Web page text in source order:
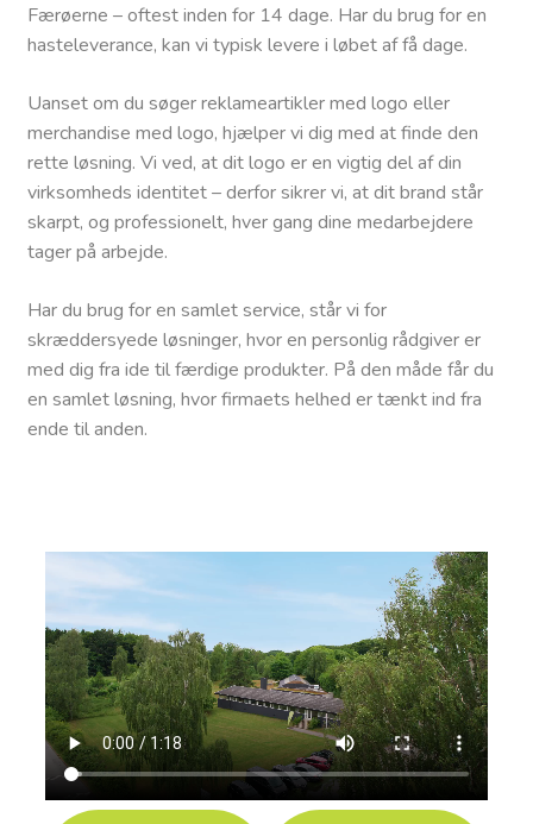
Færøerne – oftest inden for 14 dage. Har du brug for en
hasteleverance, kan vi typisk levere i løbet af få dage.
Uanset om du søger reklameartikler med logo eller
merchandise med logo, hjælper vi dig med at finde den
rette løsning. Vi ved, at dit logo er en vigtig del af din
virksomheds identitet – derfor sikrer vi, at dit brand står
skarpt, og professionelt, hver gang dine medarbejdere
tager på arbejde.
Har du brug for en samlet service, står vi for
skræddersyede løsninger, hvor en personlig rådgiver er
med dig fra ide til færdige produkter. På den måde får du
en samlet løsning, hvor firmaets helhed er tænkt ind fra
ende til anden.